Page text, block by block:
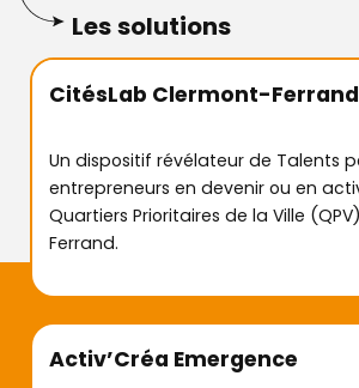
Qui sommes-nous ?
Les solutions
CitésLab Clermont-Ferrand
Un dispositif révélateur de Talents
entrepreneurs en devenir ou en
Quartiers Prioritaires de la Ville
Ferrand.
Activ’Créa Emergence